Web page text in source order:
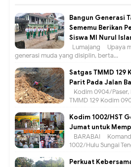
Bangun Generasi
Sememu Berikan
Siswa MI Nurul
Lumajang – Upaya
generasi muda yang disiplin, berta...
Satgas TMMD 129
Parit Pada Jalan
Kodim 0904/Paser,
TMMD 129 Kodim
Kodim 1002/HST
Jumat untuk
BARABAI –
1002/Hulu Sungai
Perkuat